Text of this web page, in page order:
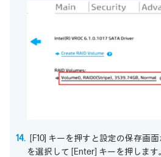
[F10] キーを押すと設定の保存画
を選択して [Enter] キーを押します